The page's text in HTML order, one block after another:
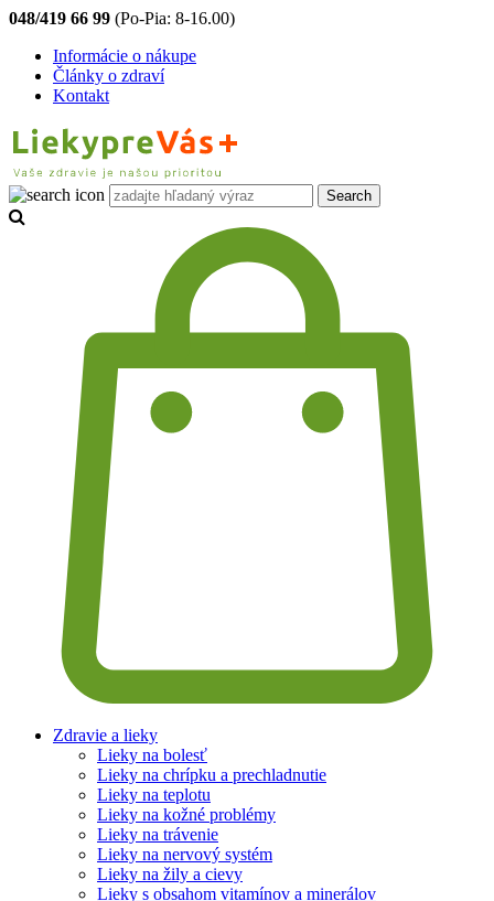
048/419 66 99 (Po-Pia: 8-16.00)
Informácie o nákupe
Články o zdraví
Kontakt
Zdravie a lieky
Lieky na bolesť
Lieky na chrípku a prechladnutie
Lieky na teplotu
Lieky na kožné problémy
Lieky na trávenie
Lieky na nervový systém
Lieky na žily a cievy
Lieky s obsahom vitamínov a minerálov